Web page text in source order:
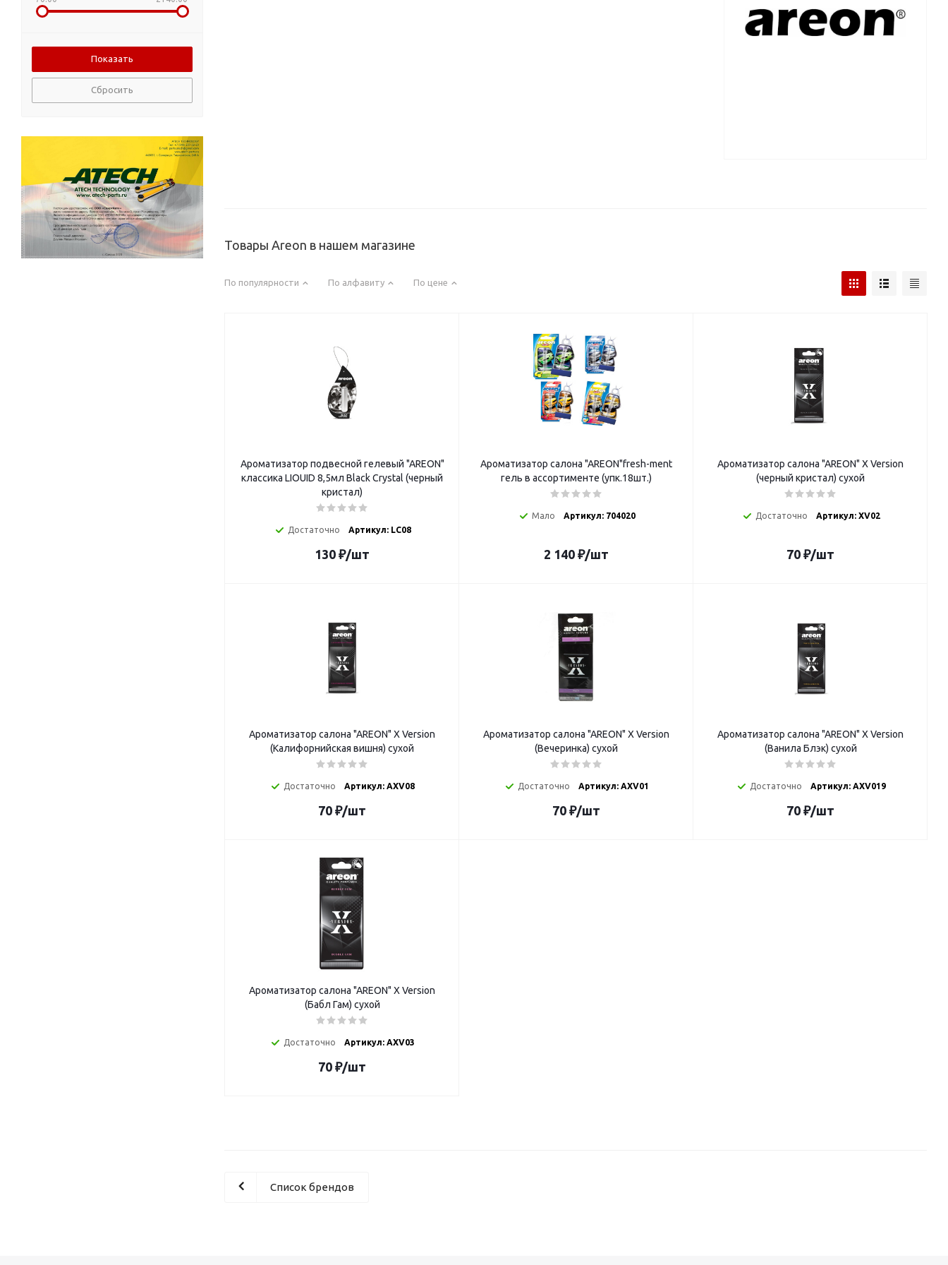
Товары Areon в нашем магазине
По популярности По алфавиту По цене
Ароматизатор подвесной гелевый "AREON"
классика LIOUID 8,5мл Black Crystal (черный
кристал)
Достаточно Артикул: LC08
130 ₽/шт
Ароматизатор салона "AREON"fresh-ment
гель в ассортименте (упк.18шт.)
Мало Артикул: 704020
2 140 ₽/шт
Ароматизатор салона "AREON" X Version
(черный кристал) сухой
Достаточно Артикул: XV02
70 ₽/шт
Ароматизатор салона "AREON" X Version
(Калифорнийская вишня) сухой
Достаточно Артикул: AXV08
70 ₽/шт
Ароматизатор салона "AREON" X Version
(Вечеринка) сухой
Достаточно Артикул: AXV01
70 ₽/шт
Ароматизатор салона "AREON" X Version
(Ванила Блэк) сухой
Достаточно Артикул: AXV019
70 ₽/шт
Ароматизатор салона "AREON" X Version
(Бабл Гам) сухой
Достаточно Артикул: AXV03
70 ₽/шт
Список брендов
Сбросить